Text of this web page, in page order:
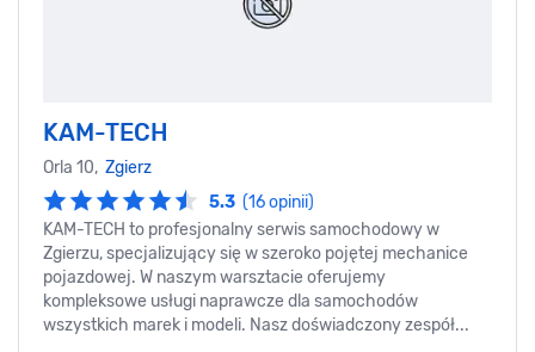
KAM-TECH
Orla 10, Zgierz
5.3 (16 opinii)
KAM-TECH to profesjonalny serwis samochodowy w
Zgierzu, specjalizujący się w szeroko pojętej mechanice
pojazdowej. W naszym warsztacie oferujemy
kompleksowe usługi naprawcze dla samochodów
wszystkich marek i modeli. Nasz doświadczony zespół...